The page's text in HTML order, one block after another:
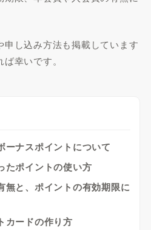
し込み方法も掲載しています
幸いです。
ーナスポイントについて
たポイントの使い方
無と、ポイントの有効期限に
カードの作り方